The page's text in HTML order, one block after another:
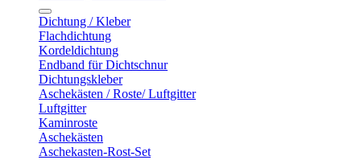
Dichtung / Kleber
Flachdichtung
Kordeldichtung
Endband für Dichtschnur
Dichtungskleber
Aschekästen / Roste/ Luftgitter
Luftgitter
Kaminroste
Aschekästen
Aschekasten-Rost-Set